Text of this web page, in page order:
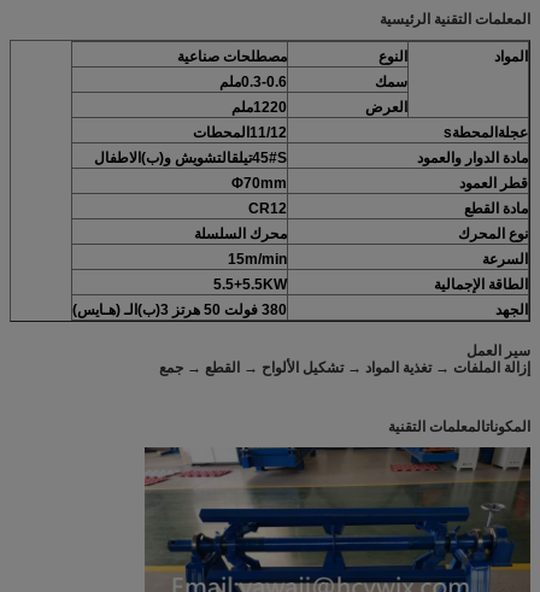
المعلمات التقنية الرئيسية
المواد النوع
مصطلحات صناعية
سمك
0.3-0.6ملم
العرض
1220ملم
عجلةالمحطةs
11/12المحطات
مادة الدوار والعمود
45#S تيلقالتشويش و(ب)الاطفال
قطر العمود
Φ70mm
مادة القطع
CR12
نوع المحرك
محرك السلسلة
السرعة
15m/min
الطاقة الإجمالية
5.5+5.5KW
الجهد
380 فولت 50 هرتز 3(ب)الـ (هـايس)
سير العمل
إزالة الملفات → تغذية المواد → تشكيل الألواح → القطع → جمع
المكوناتالمعلمات التقنية